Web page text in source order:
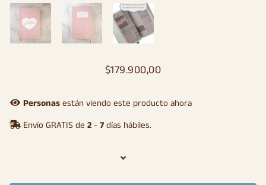
Precio
Precio
oferta
$179.900,00
Personas están viendo este producto ahora
Envío GRATIS de 2 - 7 días hábiles.